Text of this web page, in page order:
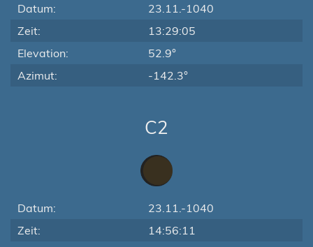
Datum:
23.11.-1040
Zeit:
13:29:05
Elevation:
52.9°
Azimut:
-142.3°
C2
Datum:
23.11.-1040
Zeit:
14:56:11